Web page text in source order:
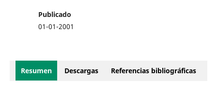
Publicado
01-01-2001
Resumen Descargas Referencias bibliográficas